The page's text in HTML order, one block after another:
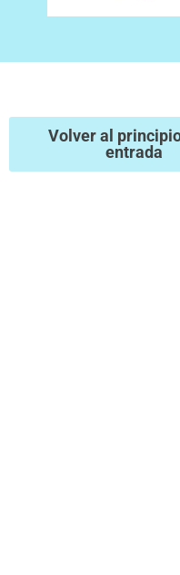
Volver al
entrada